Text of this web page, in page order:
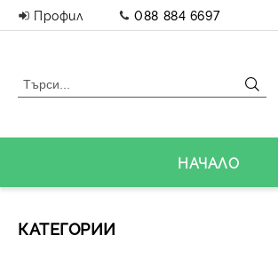
Профил 088 884 6697
НАЧАЛО
КАТЕГОРИИ